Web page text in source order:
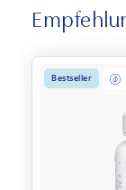
Bestseller